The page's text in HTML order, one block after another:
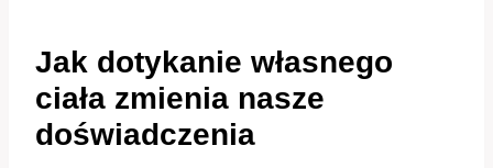
Jak dotykanie własnego
ciała zmienia nasze
doświadczenia